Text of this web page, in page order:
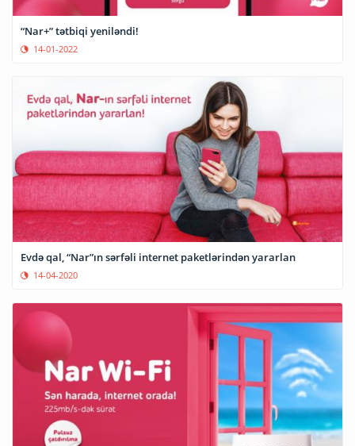
“Nar+” tətbiqi yeniləndi!
14-01-2022
Evdə qal, “Nar”ın sərfəli internet paketlərindən yararlan
14-04-2020